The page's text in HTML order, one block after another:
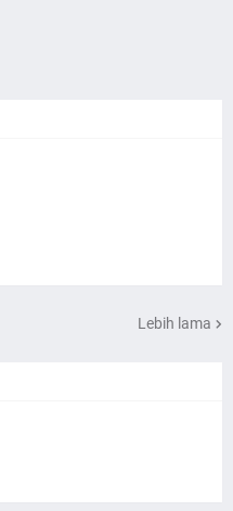
Lebih lama